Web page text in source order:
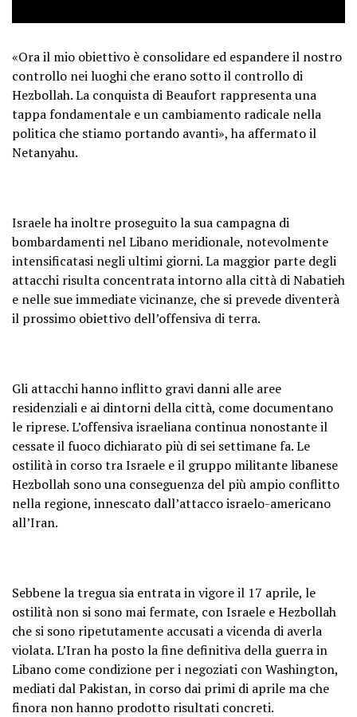
«Ora il mio obiettivo è consolidare ed espandere il nostro
controllo nei luoghi che erano sotto il controllo di
Hezbollah. La conquista di Beaufort rappresenta una
tappa fondamentale e un cambiamento radicale nella
politica che stiamo portando avanti», ha affermato il
Netanyahu.
Israele ha inoltre proseguito la sua campagna di
bombardamenti nel Libano meridionale, notevolmente
intensificatasi negli ultimi giorni. La maggior parte degli
attacchi risulta concentrata intorno alla città di Nabatieh
e nelle sue immediate vicinanze, che si prevede diventerà
il prossimo obiettivo dell’offensiva di terra.
Gli attacchi hanno inflitto gravi danni alle aree
residenziali e ai dintorni della città, come documentano
le riprese. L’offensiva israeliana continua nonostante il
cessate il fuoco dichiarato più di sei settimane fa. Le
ostilità in corso tra Israele e il gruppo militante libanese
Hezbollah sono una conseguenza del più ampio conflitto
nella regione, innescato dall’attacco israelo-americano
all’Iran.
Sebbene la tregua sia entrata in vigore il 17 aprile, le
ostilità non si sono mai fermate, con Israele e Hezbollah
che si sono ripetutamente accusati a vicenda di averla
violata. L’Iran ha posto la fine definitiva della guerra in
Libano come condizione per i negoziati con Washington,
mediati dal Pakistan, in corso dai primi di aprile ma che
finora non hanno prodotto risultati concreti.